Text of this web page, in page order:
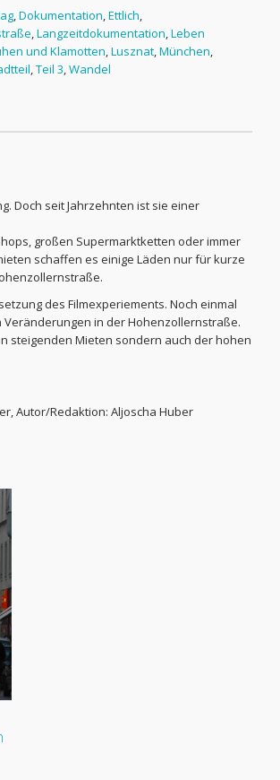
,Dokumentation,Ettlich,
,Langzeitdokumentation,Leben
und Klamotten,Lusznat,München,
,Teil 3,Wandel
Doch seit Jahrzehnten ist sie einer
großen Supermarktketten oder immer
schaffen es einige Läden nur für kurze
des Filmexperiements. Noch einmal
in der Hohenzollernstraße.
steigenden Mieten sondern auch der hohen
Autor/Redaktion: Aljoscha Huber